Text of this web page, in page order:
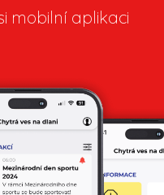
mobilní aplikaci